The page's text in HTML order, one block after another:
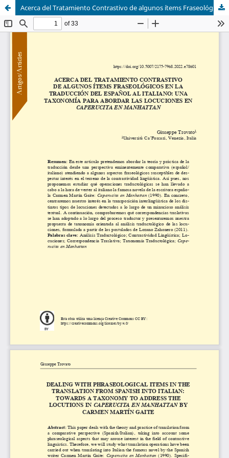
Acerca del Tratamiento Contrastivo de algunos ítems Fraseológicos en la Traducción del Español al Italiano: una Taxonomía para Abordar las Locuciones en Caperucita en Manhattan